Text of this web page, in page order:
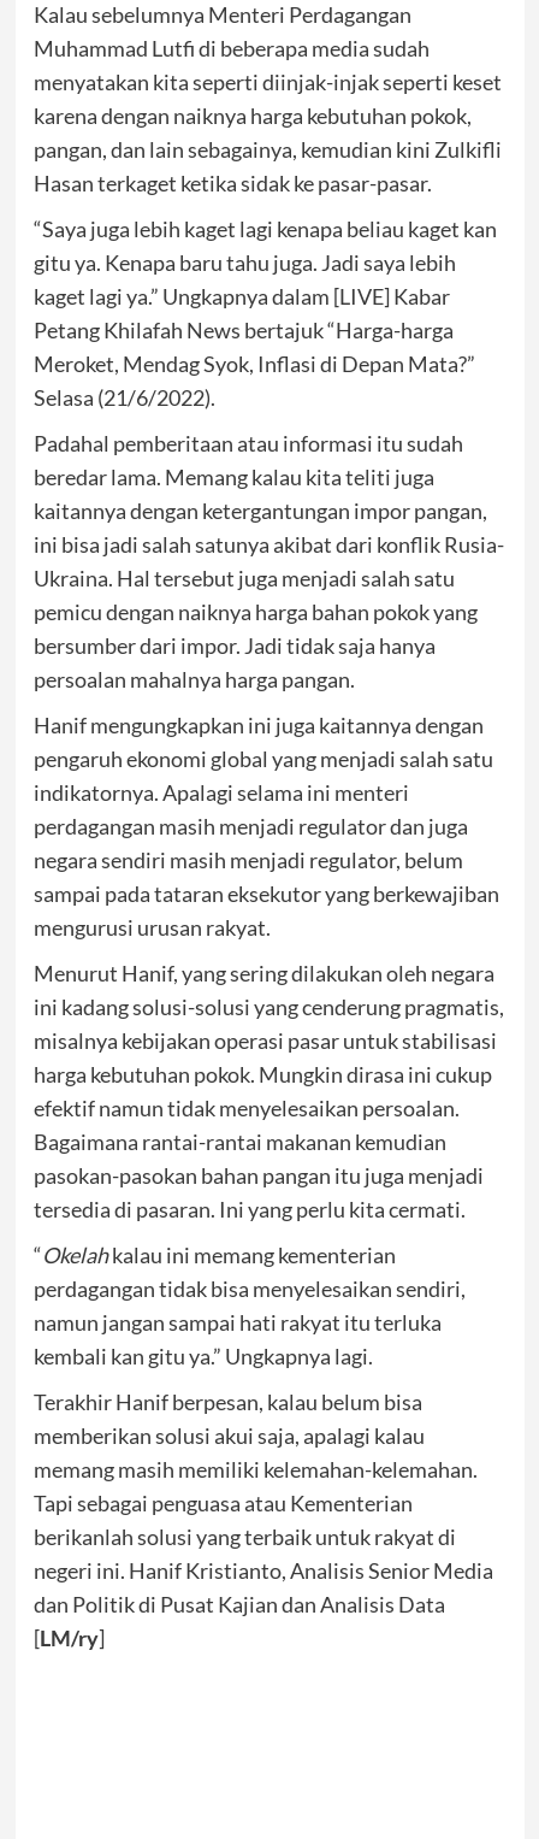
Kalau sebelumnya Menteri Perdagangan
Muhammad Lutfi di beberapa media sudah
menyatakan kita seperti diinjak-injak seperti keset
karena dengan naiknya harga kebutuhan pokok,
pangan, dan lain sebagainya, kemudian kini Zulkifli
Hasan terkaget ketika sidak ke pasar-pasar.
“Saya juga lebih kaget lagi kenapa beliau kaget kan
gitu ya. Kenapa baru tahu juga. Jadi saya lebih
kaget lagi ya.” Ungkapnya dalam [LIVE] Kabar
Petang Khilafah News bertajuk “Harga-harga
Meroket, Mendag Syok, Inflasi di Depan Mata?”
Selasa (21/6/2022).
Padahal pemberitaan atau informasi itu sudah
beredar lama. Memang kalau kita teliti juga
kaitannya dengan ketergantungan impor pangan,
ini bisa jadi salah satunya akibat dari konflik Rusia-
Ukraina. Hal tersebut juga menjadi salah satu
pemicu dengan naiknya harga bahan pokok yang
bersumber dari impor. Jadi tidak saja hanya
persoalan mahalnya harga pangan.
Hanif mengungkapkan ini juga kaitannya dengan
pengaruh ekonomi global yang menjadi salah satu
indikatornya. Apalagi selama ini menteri
perdagangan masih menjadi regulator dan juga
negara sendiri masih menjadi regulator, belum
sampai pada tataran eksekutor yang berkewajiban
mengurusi urusan rakyat.
Menurut Hanif, yang sering dilakukan oleh negara
ini kadang solusi-solusi yang cenderung pragmatis,
misalnya kebijakan operasi pasar untuk stabilisasi
harga kebutuhan pokok. Mungkin dirasa ini cukup
efektif namun tidak menyelesaikan persoalan.
Bagaimana rantai-rantai makanan kemudian
pasokan-pasokan bahan pangan itu juga menjadi
tersedia di pasaran. Ini yang perlu kita cermati.
“Okelahkalau ini memang kementerian
perdagangan tidak bisa menyelesaikan sendiri,
namun jangan sampai hati rakyat itu terluka
kembali kan gitu ya.” Ungkapnya lagi.
Terakhir Hanif berpesan, kalau belum bisa
memberikan solusi akui saja, apalagi kalau
memang masih memiliki kelemahan-kelemahan.
Tapi sebagai penguasa atau Kementerian
berikanlah solusi yang terbaik untuk rakyat di
negeri ini. Hanif Kristianto, Analisis Senior Media
dan Politik di Pusat Kajian dan Analisis Data
[LM/ry]